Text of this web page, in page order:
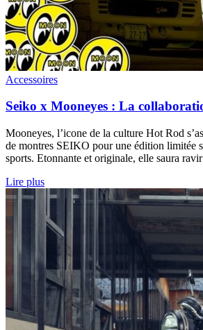
Accessoires
Seiko x Mooneyes : La
Mooneyes, l’icone de la culture Hot Rod
de montres SEIKO pour une édition limitée
sports. Etonnante et originale, elle saura
Lire plus